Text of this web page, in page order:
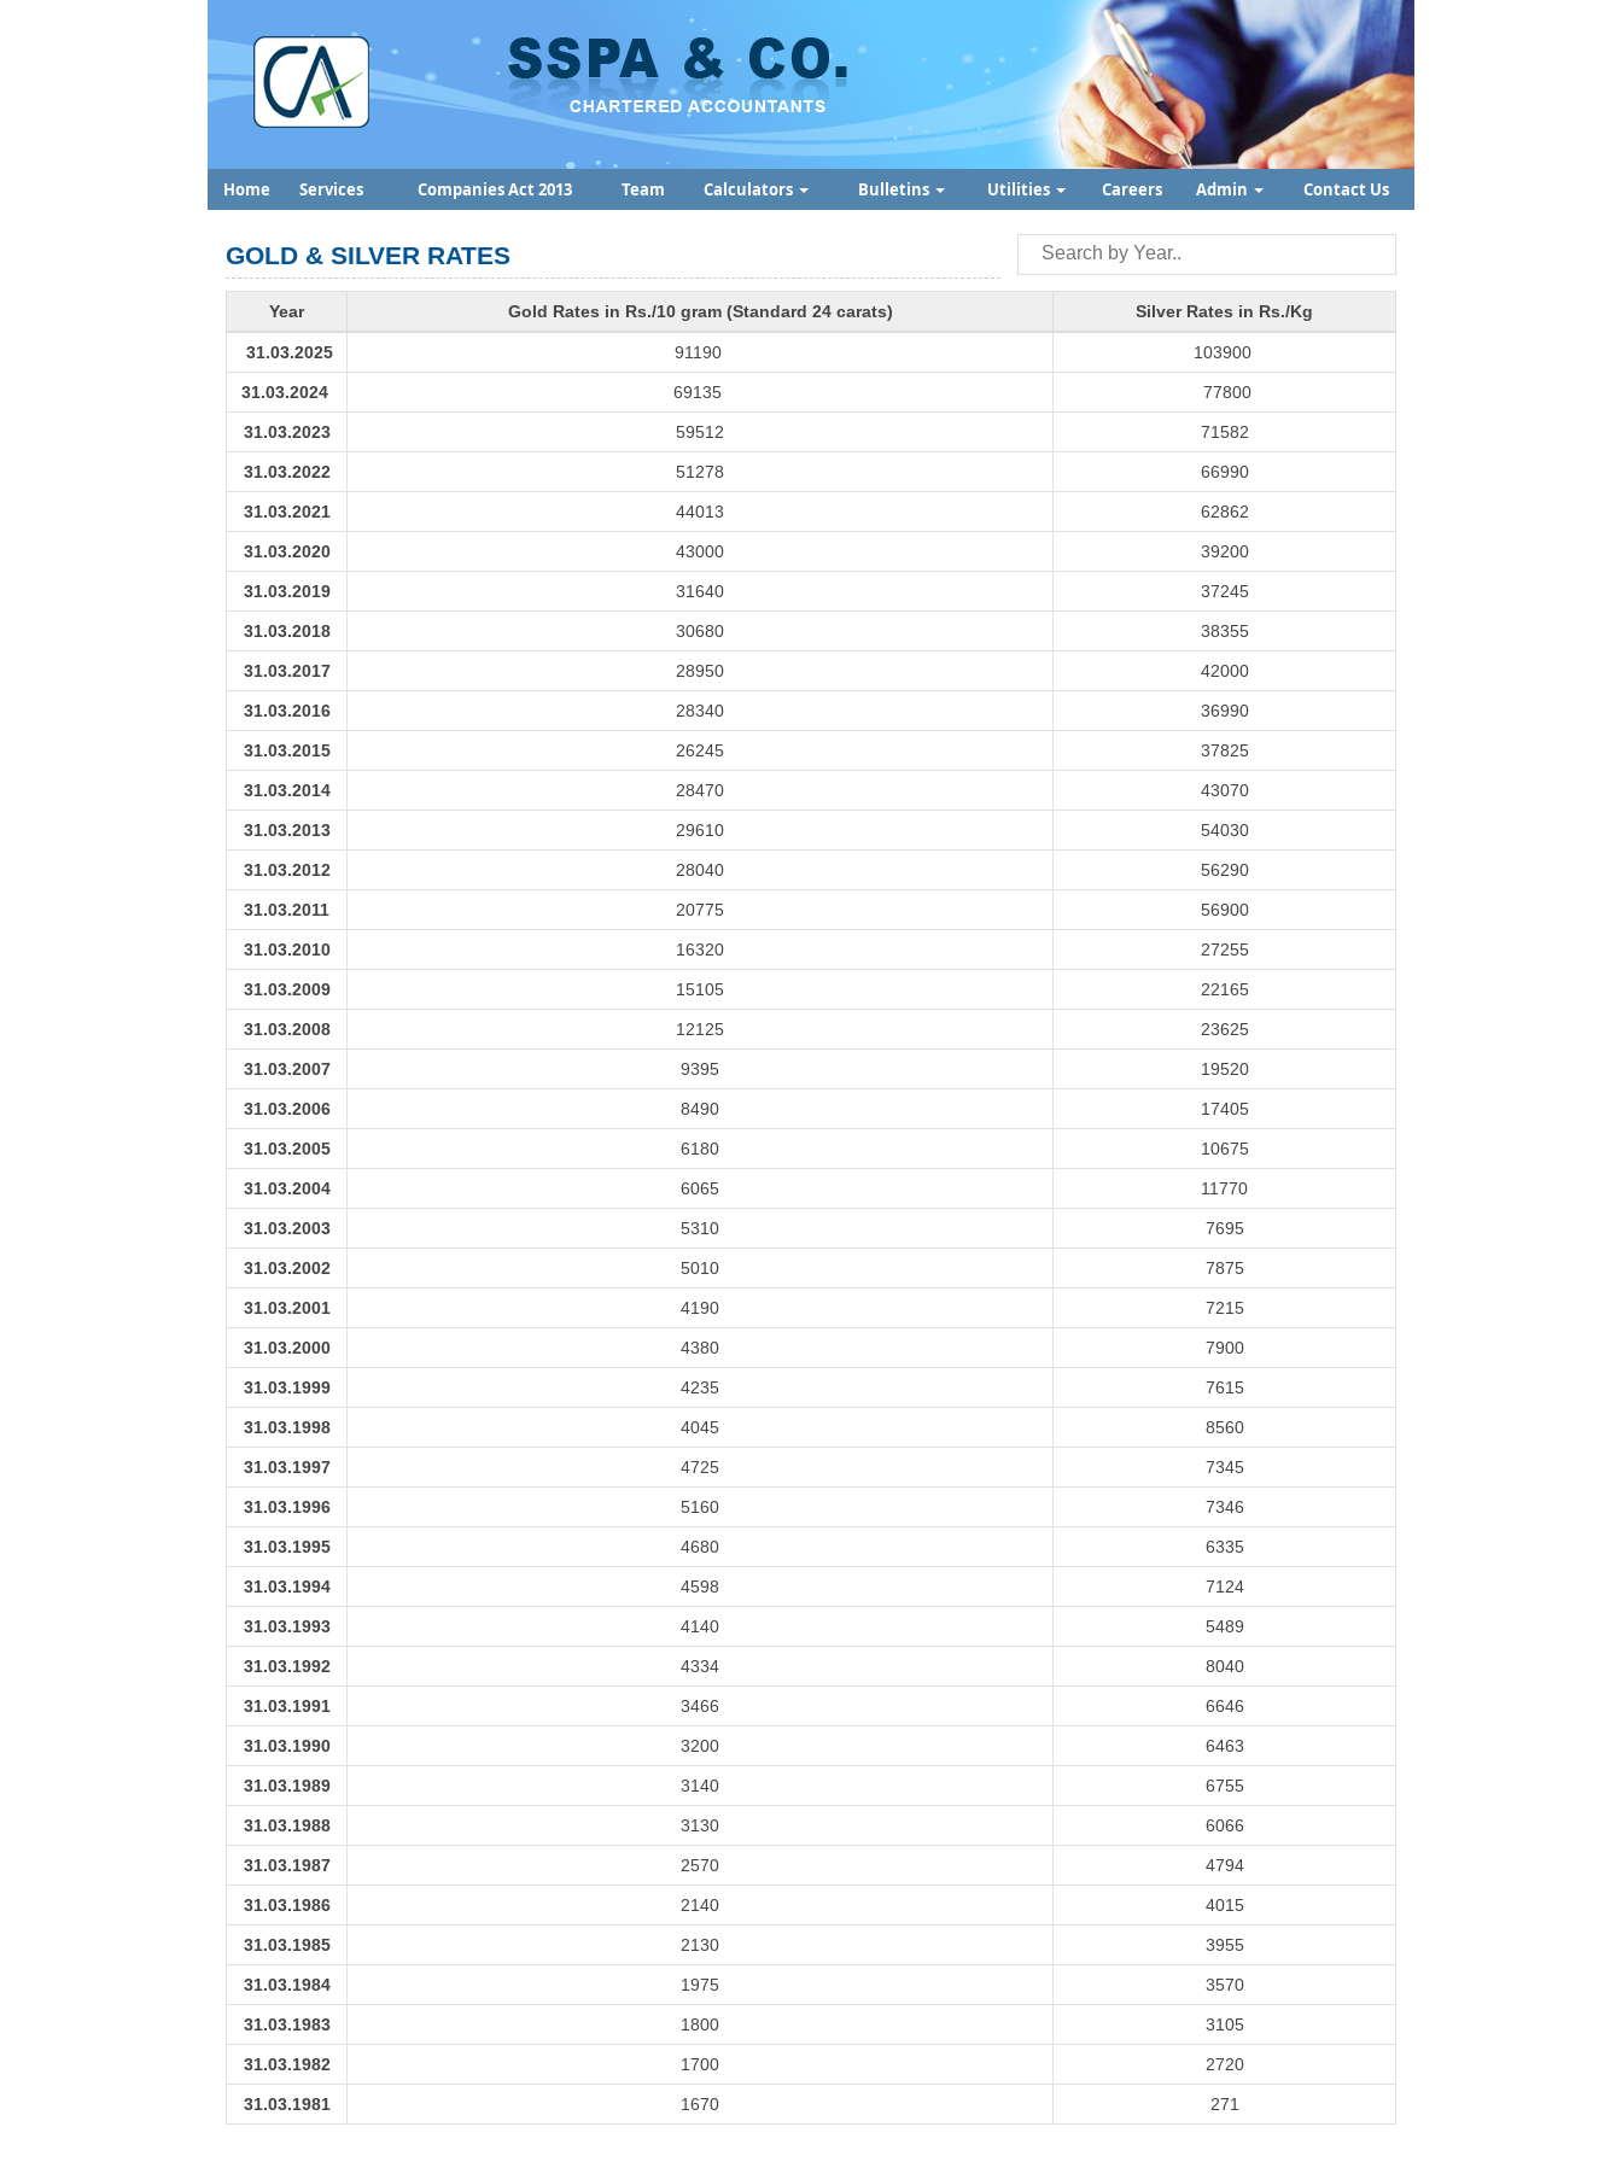
Home Services Companies Act 2013 Team Calculators Bulletins Utilities Careers Admin Contact Us
GOLD & SILVER RATES
Year Gold Rates in Rs./10 gram (Standard 24 carats) Silver Rates in Rs./Kg
31.03.2025 91190 103900
31.03.2024 69135 77800
31.03.2023 59512 71582
31.03.2022 51278 66990
31.03.2021 44013 62862
31.03.2020 43000 39200
31.03.2019 31640 37245
31.03.2018 30680 38355
31.03.2017 28950 42000
31.03.2016 28340 36990
31.03.2015 26245 37825
31.03.2014 28470 43070
31.03.2013 29610 54030
31.03.2012 28040 56290
31.03.2011 20775 56900
31.03.2010 16320 27255
31.03.2009 15105 22165
31.03.2008 12125 23625
31.03.2007 9395 19520
31.03.2006 8490 17405
31.03.2005 6180 10675
31.03.2004 6065 11770
31.03.2003 5310 7695
31.03.2002 5010 7875
31.03.2001 4190 7215
31.03.2000 4380 7900
31.03.1999 4235 7615
31.03.1998 4045 8560
31.03.1997 4725 7345
31.03.1996 5160 7346
31.03.1995 4680 6335
31.03.1994 4598 7124
31.03.1993 4140 5489
31.03.1992 4334 8040
31.03.1991 3466 6646
31.03.1990 3200 6463
31.03.1989 3140 6755
31.03.1988 3130 6066
31.03.1987 2570 4794
31.03.1986 2140 4015
31.03.1985 2130 3955
31.03.1984 1975 3570
31.03.1983 1800 3105
31.03.1982 1700 2720
31.03.1981 1670 271